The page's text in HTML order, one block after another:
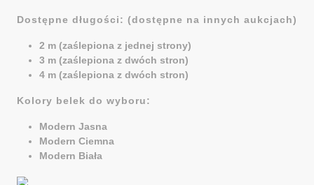
Dostępne długości: (dostępne na innych aukcjach)
2 m (zaślepiona z jednej strony)
3 m (zaślepiona z dwóch stron)
4 m (zaślepiona z dwóch stron)
Kolory belek do wyboru:
Modern Jasna
Modern Ciemna
Modern Biała